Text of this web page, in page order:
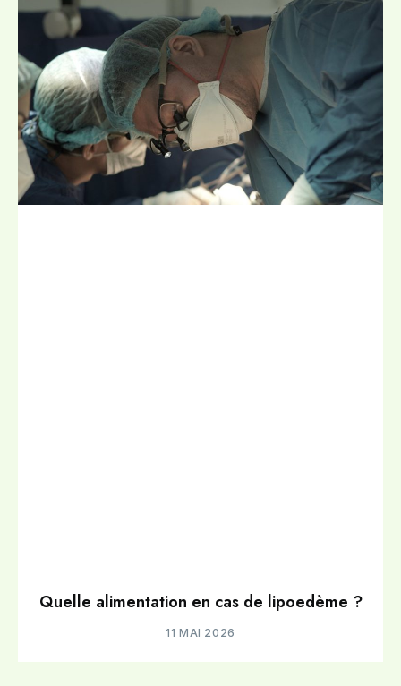
Quelle alimentation en cas de lipoedème ?
11 MAI 2026